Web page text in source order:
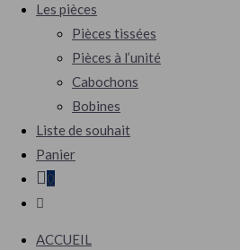
Les pièces
Pièces tissées
Pièces à l’unité
Cabochons
Bobines
Liste de souhait
Panier
0
ACCUEIL